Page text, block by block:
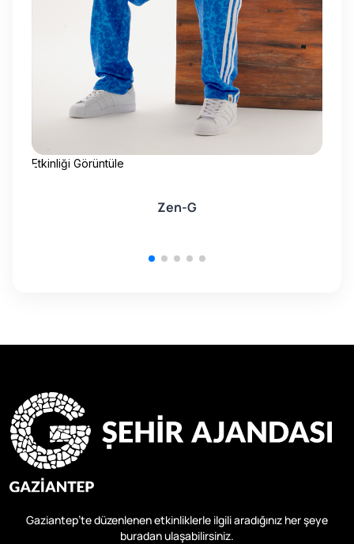
Etkinliği Görüntüle
Zen-G
Gaziantep’te düzenlenen etkinliklerle ilgili aradığınız her şeye
buradan ulaşabilirsiniz.